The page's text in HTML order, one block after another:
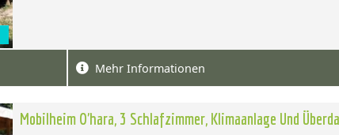
Mehr Informationen
Mobilheim O'hara, 3 Schlafzimmer, Klimaanlage Und